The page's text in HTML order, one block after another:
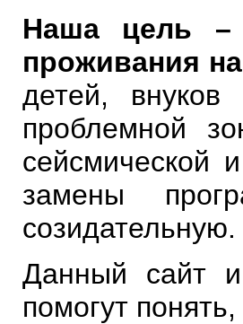
Наша цель –
проживания
детей,
проблемной
сейсмической
замены
созидательную.
Данный сайт
помогут